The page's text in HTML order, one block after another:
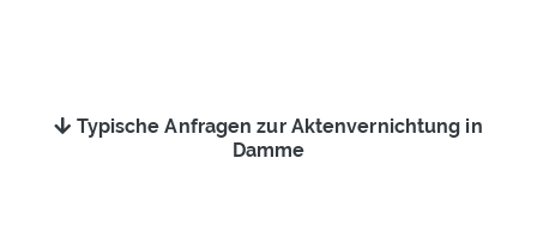
Typische Anfragen zur Aktenvernichtung in
Damme